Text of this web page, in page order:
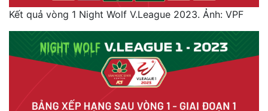
Kết quả vòng 1 Night Wolf V.League 2023. Ảnh: VPF